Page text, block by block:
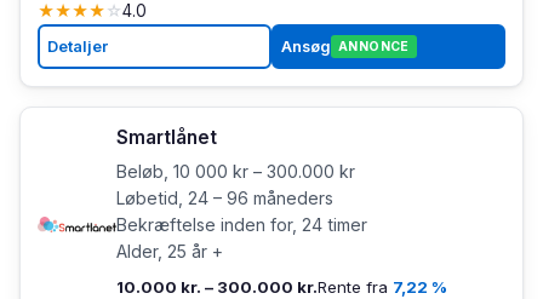
★★★★☆4.0
Detaljer Ansøg ANNONCE
Smartlånet
Beløb, 10 000 kr – 300.000 kr
Løbetid, 24 – 96 måneders
Bekræftelse inden for, 24 timer
Alder, 25 år +
10.000 kr. – 300.000 kr.Rente fra 7,22 %